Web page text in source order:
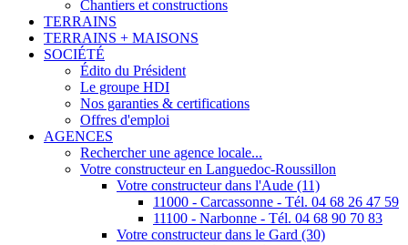
Chantiers et constructions
TERRAINS
TERRAINS + MAISONS
SOCIÉTÉ
Édito du Président
Le groupe HDI
Nos garanties & certifications
Offres d'emploi
AGENCES
Rechercher une agence locale...
Votre constructeur en Languedoc-Roussillon
Votre constructeur dans l'Aude (11)
11000 - Carcassonne - Tél. 04 68 26 47 59
11100 - Narbonne - Tél. 04 68 90 70 83
Votre constructeur dans le Gard (30)